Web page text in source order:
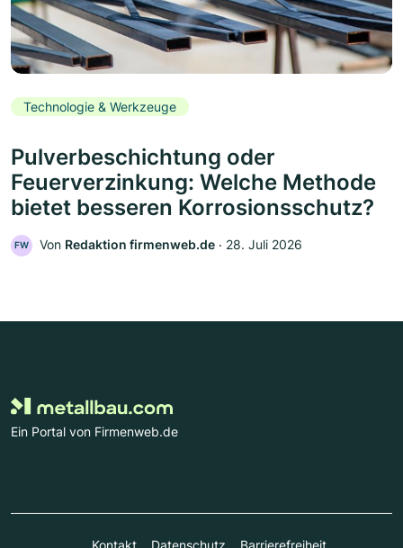
Technologie & Werkzeuge
Pulverbeschichtung oder
Feuerverzinkung: Welche Methode
bietet besseren Korrosionsschutz?
FW Von Redaktion firmenweb.de ‧ 28. Juli 2026
Ein Portal von Firmenweb.de